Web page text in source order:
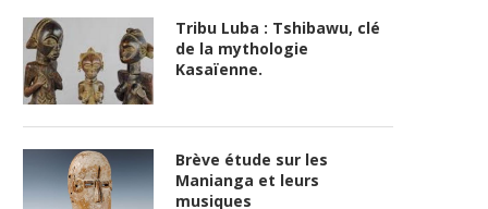
Tribu Luba : Tshibawu, clé
de la mythologie
Kasaïenne.
Brève étude sur les
Manianga et leurs
musiques